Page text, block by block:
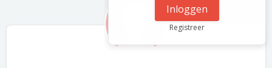
Inloggen
Registreer